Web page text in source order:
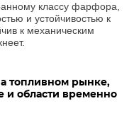
классу фарфора,
и устойчивостью к
к механическим
топливном рынке,
и области временно